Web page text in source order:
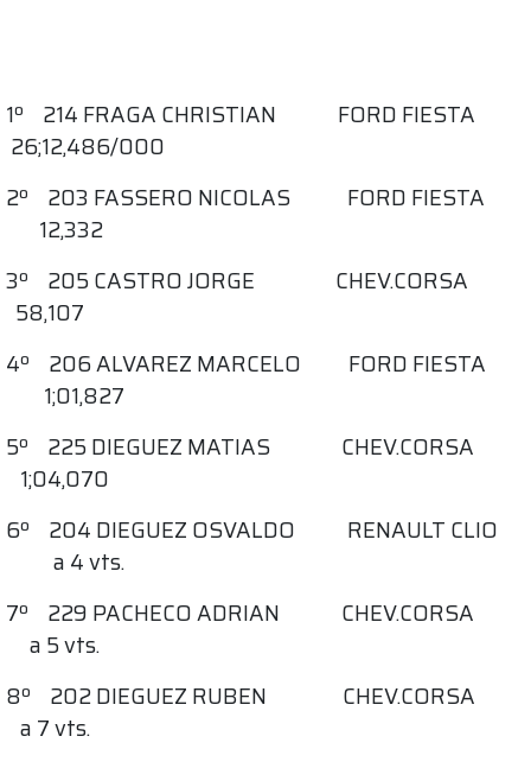
1º 214 FRAGA CHRISTIAN FORD FIESTA
26;12,486/000
2º 203 FASSERO NICOLAS FORD FIESTA
12,332
3º 205 CASTRO JORGE CHEV.CORSA
58,107
4º 206 ALVAREZ MARCELO FORD FIESTA
1;01,827
5º 225 DIEGUEZ MATIAS CHEV.CORSA
1;04,070
6º 204 DIEGUEZ OSVALDO RENAULT CLIO
a 4 vts.
7º 229 PACHECO ADRIAN CHEV.CORSA
a 5 vts.
8º 202 DIEGUEZ RUBEN CHEV.CORSA
a 7 vts.